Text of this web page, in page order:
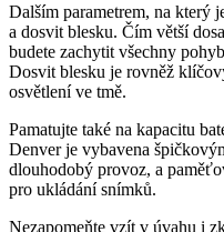
Dalším parametrem, na který
a dosvit blesku. Čím větší
budete zachytit všechny
Dosvit blesku je rovněž
osvětlení ve tmě.
Pamatujte také na kapacitu
Denver je vybavena
dlouhodobý provoz, a
pro ukládání snímků.
Nezapomeňte vzít v úvahu i